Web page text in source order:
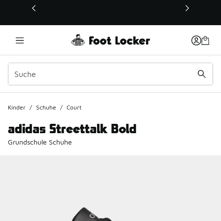
Dieser Link öffnet sich in einem neuen Fenster
Kinder / Schuhe / Court
adidas Streettalk Bold
Grundschule Schuhe